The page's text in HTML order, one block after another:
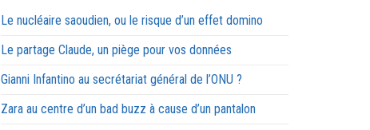
Le nucléaire saoudien, ou le risque d’un effet domino
Le partage Claude, un piège pour vos données
Gianni Infantino au secrétariat général de l’ONU ?
Zara au centre d’un bad buzz à cause d’un pantalon